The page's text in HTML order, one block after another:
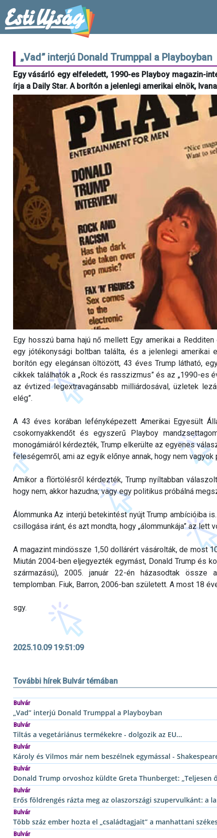
„Vad” interjú Donald Trumppal a Playboyban
Egy vásárló egy elfeledett, 1990-es Playboy magazin-
írja a Daily Star. A borítón a jelenlegi amerikai elnök,
Egy hosszú barna hajú nő mellett Egy amerikai a
egy jótékonysági boltban találta, és a jelenlegi amerikai
borítón egy elegánsan öltözött, 43 éves Trump látható,
cikkek találhatók a „Rock és rasszizmus” és az „1990-es
az évtized legextravagánsabb milliárdosával, üzletek
elég”.
A 43 éves korában lefényképezett Amerikai Egyesült
csokornyakkendőt és egyszerű Playboy
monogámiáról kérdezték, Trump elkerülte az egyenes
feleségemről, ami az egyik előnye annak, hogy nem vagyok
Amikor a flörtölésről kérdezték, Trump nyíltabban
hogy nem, akkor hazudna, vagy egy politikus próbálná
Álommunka Az interjú betekintést nyújt Trump ambícióiba
csillogása iránt, és azt mondta, hogy „álommunkája” az lett
A magazint mindössze 1,50 dollárért vásárolták, de most
Miután 2004-ben eljegyezték egymást, Donald Trump és
származású), 2005. január 22-én házasodtak össze
templomban. Fiuk, Barron, 2006-ban született. A most 18
sgy.
2025.10.09 19:51:09
További hírek Bulvár témában
Bulvár
„Vad” interjú Donald Trumppal a Playboyban
Bulvár
Tiltás a vegetáriánus termékekre - dolgozik az EU...
Bulvár
Károly és Vilmos már nem beszélnek egymással -
Bulvár
Donald Trump orvoshoz küldte Greta Thunberget:
Bulvár
Erős földrengés rázta meg az olaszországi szupervulkánt: a
Bulvár
Több száz ember hozta el „családtagjait” a manhattani
Bulvár